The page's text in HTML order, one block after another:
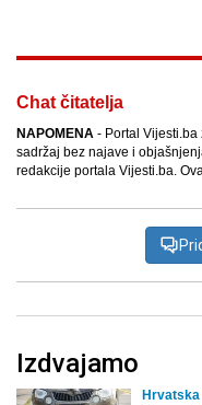
Chat čitatelja
NAPOMENA - Portal
sadržaj bez najave i
redakcije portala Vijesti.ba.
Izdvajamo
Hrvatska